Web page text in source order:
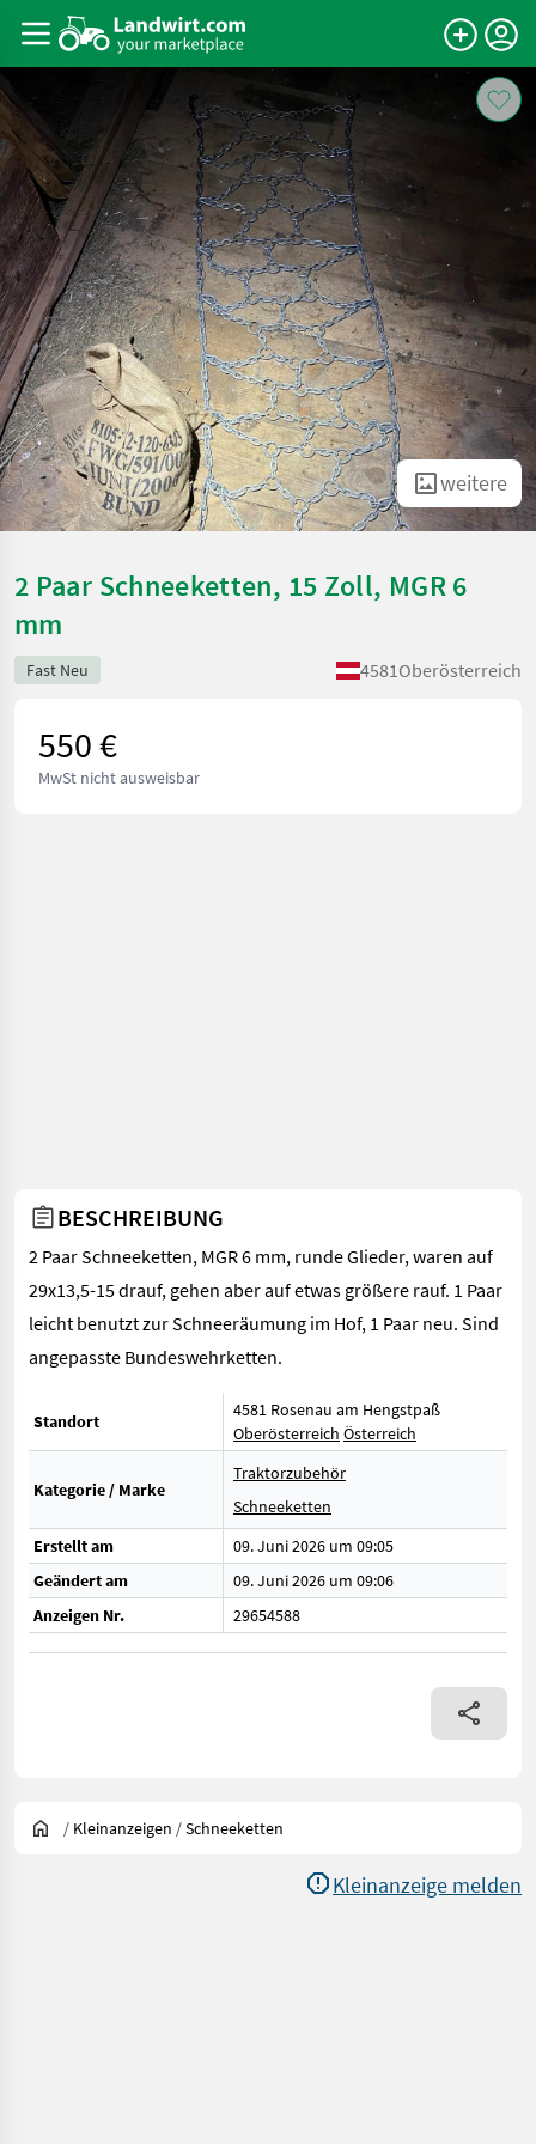
weitere
2 Paar Schneeketten, 15 Zoll, MGR 6
mm
Fast Neu 4581Oberösterreich
550 €
MwSt nicht ausweisbar
BESCHREIBUNG
2 Paar Schneeketten, MGR 6 mm, runde Glieder, waren auf
29x13,5-15 drauf, gehen aber auf etwas größere rauf. 1 Paar
leicht benutzt zur Schneeräumung im Hof, 1 Paar neu. Sind
angepasste Bundeswehrketten.
Standort
4581 Rosenau am Hengstpaß
Oberösterreich Österreich
Kategorie / Marke
Traktorzubehör
Schneeketten
Erstellt am
09. Juni 2026 um 09:05
Geändert am
09. Juni 2026 um 09:06
Anzeigen Nr.
29654588
/ Kleinanzeigen /Schneeketten
Kleinanzeige melden